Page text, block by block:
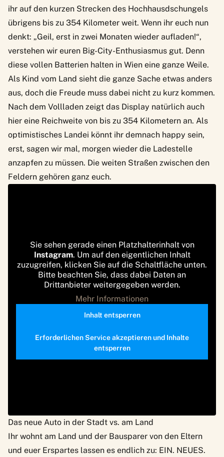
ihr auf den kurzen Strecken des Hochhausdschungels
übrigens bis zu 354 Kilometer weit. Wenn ihr euch nun
denkt: „Geil, erst in zwei Monaten wieder aufladen!“,
verstehen wir euren Big-City-Enthusiasmus gut. Denn
diese vollen Batterien halten in Wien eine ganze Weile.
Als Kind vom Land sieht die ganze Sache etwas anders
aus, doch die Freude muss dabei nicht zu kurz kommen.
Nach dem Vollladen zeigt das Display natürlich auch
hier eine Reichweite von bis zu 354 Kilometern an. Als
optimistisches Landei könnt ihr demnach happy sein,
erst, sagen wir mal, morgen wieder die Ladestelle
anzapfen zu müssen. Die weiten Straßen zwischen den
Feldern gehören ganz euch.
Sie sehen gerade einen Platzhalterinhalt von
Instagram. Um auf den eigentlichen Inhalt
zuzugreifen, klicken Sie auf die Schaltfläche unten.
Bitte beachten Sie, dass dabei Daten an
Drittanbieter weitergegeben werden.
Mehr Informationen
Inhalt entsperren
Erforderlichen Service akzeptieren und Inhalte
entsperren
Das neue Auto in der Stadt vs. am Land
Ihr wohnt am Land und der Bausparer von den Eltern
und euer Erspartes lassen es endlich zu: EIN. NEUES.